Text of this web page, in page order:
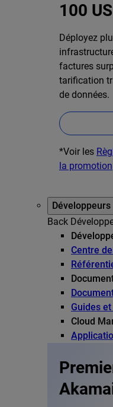
100
Déployez
factures
tarification
de données.
*Voir les
la promotion
Développeurs
Back
Centre
Guides
Cloud